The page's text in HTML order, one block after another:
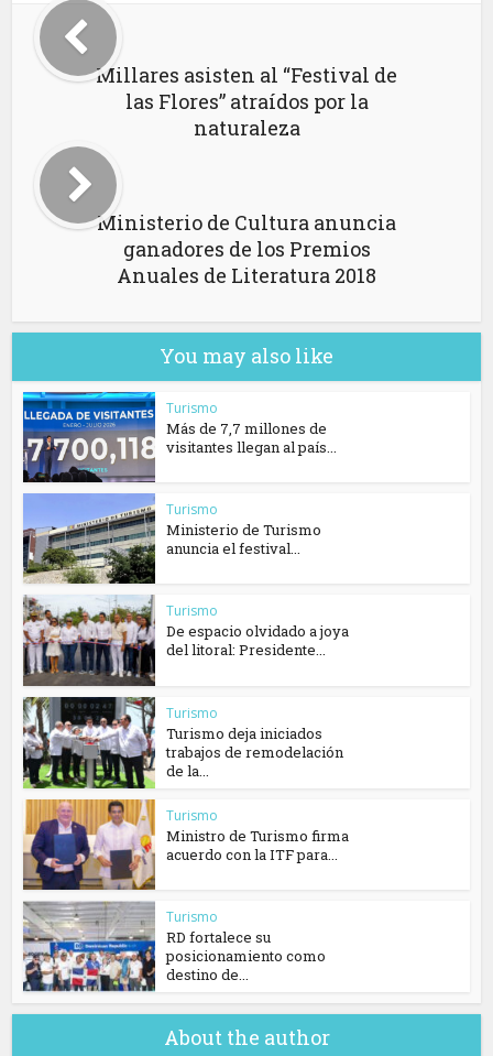
Millares asisten al “Festival de
las Flores” atraídos por la
naturaleza
Ministerio de Cultura anuncia
ganadores de los Premios
Anuales de Literatura 2018
You may also like
Turismo
Más de 7,7 millones de
visitantes llegan al país...
Turismo
Ministerio de Turismo
anuncia el festival...
Turismo
De espacio olvidado a joya
del litoral: Presidente...
Turismo
Turismo deja iniciados
trabajos de remodelación
de la...
Turismo
Ministro de Turismo firma
acuerdo con la ITF para...
Turismo
RD fortalece su
posicionamiento como
destino de...
About the author